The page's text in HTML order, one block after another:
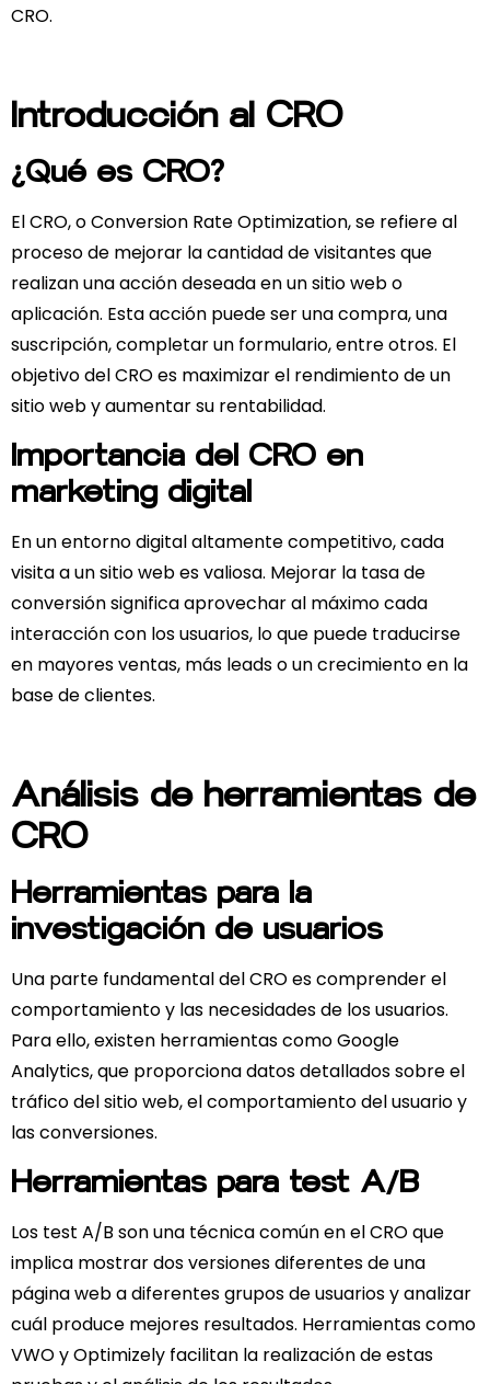
CRO.
Introducción al CRO
¿Qué es CRO?
El CRO, o Conversion Rate Optimization, se refiere al
proceso de mejorar la cantidad de visitantes que
realizan una acción deseada en un sitio web o
aplicación. Esta acción puede ser una compra, una
suscripción, completar un formulario, entre otros. El
objetivo del CRO es maximizar el rendimiento de un
sitio web y aumentar su rentabilidad.
Importancia del CRO en
marketing digital
En un entorno digital altamente competitivo, cada
visita a un sitio web es valiosa. Mejorar la tasa de
conversión significa aprovechar al máximo cada
interacción con los usuarios, lo que puede traducirse
en mayores ventas, más leads o un crecimiento en la
base de clientes.
Análisis de herramientas de
CRO
Herramientas para la
investigación de usuarios
Una parte fundamental del CRO es comprender el
comportamiento y las necesidades de los usuarios.
Para ello, existen herramientas como Google
Analytics, que proporciona datos detallados sobre el
tráfico del sitio web, el comportamiento del usuario y
las conversiones.
Herramientas para test A/B
Los test A/B son una técnica común en el CRO que
implica mostrar dos versiones diferentes de una
página web a diferentes grupos de usuarios y analizar
cuál produce mejores resultados. Herramientas como
VWO y Optimizely facilitan la realización de estas